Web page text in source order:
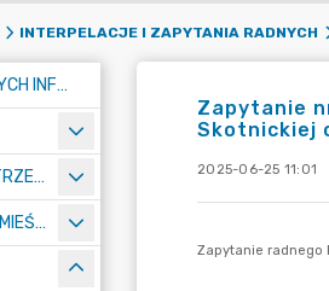
INTERPELACJE I ZAPYTANIA RADNYCH
WYKAZ DANYCH ZAWIERAJĄCYCH INFORMACJE O ŚRODOWISKU I JEGO OCHRONIE
ZAGOSPODAROWANIE PRZESTRZENNE
PODSTAWOWE INFORMACJE O MIEŚCIE
Zapytanie
Skotnickiej
2025-06-25 11:01